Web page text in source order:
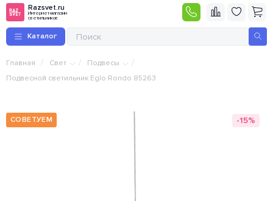
Razsvet.ru
Интернет-магазин
светильников
Каталог
Главная / Свет / Подвесы /
Подвесной светильник Eglo Rondo 85263
СОВЕТУЕМ -15%